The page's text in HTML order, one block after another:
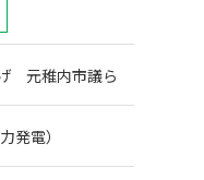
元稚内市議ら
発電）